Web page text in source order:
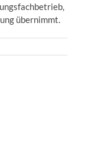
übernimmt.